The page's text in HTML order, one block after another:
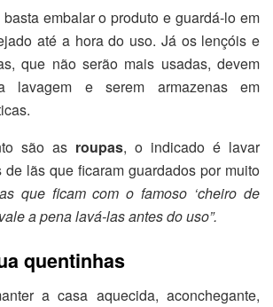
embalar o produto e guardá-lo em
até a hora do uso. Já os lençóis e
que não serão mais usadas, devem
lavagem e serem armazenas em
são as roupas, o indicado é lavar
de lãs que ficaram guardados por muito
que ficam com o famoso ‘cheiro de
a pena lavá-las antes do uso”.
quentinhas
a casa aquecida, aconchegante,